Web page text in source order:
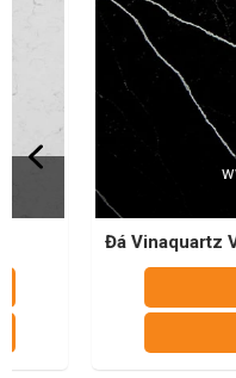
Đá Vinaquartz